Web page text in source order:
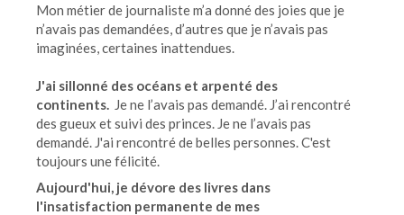
Mon métier de journaliste m’a donné des joies que je
n’avais pas demandées, d’autres que je n’avais pas
imaginées, certaines inattendues.
J'ai sillonné des océans et arpenté des
continents. Je ne l’avais pas demandé. J’ai rencontré
des gueux et suivi des princes. Je ne l’avais pas
demandé. J'ai rencontré de belles personnes. C'est
toujours une félicité.
Aujourd'hui, je dévore des livres dans
l'insatisfaction permanente de mes